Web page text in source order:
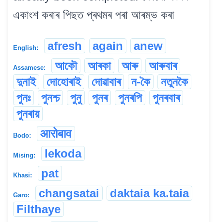
একাংশ কৰাৰ পিছত প্ৰথমৰ পৰা আৰম্ভ কৰা
English: afresh again anew
Assamese: আকৌ আৰকা আৰু
আৰুবাৰ
দুনাই
দোহোৰাই দোৱাবাৰ ন-কৈ
নতুনকৈ
পুনঃ
পুনশ্চ পুনু পুনৰ পুনৰপি
পুনৰবাৰ
পুনৰায়
Bodo: आरोबाव
Mising: lekoda
Khasi: pat
Garo: changsatai
daktaia ka.taia
Filthaye